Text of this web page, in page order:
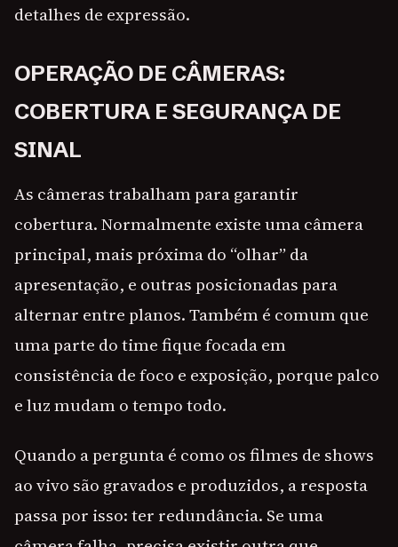
detalhes de expressão.
OPERAÇÃO DE CÂMERAS:
COBERTURA E SEGURANÇA DE
SINAL
As câmeras trabalham para garantir
cobertura. Normalmente existe uma câmera
principal, mais próxima do “olhar” da
apresentação, e outras posicionadas para
alternar entre planos. Também é comum que
uma parte do time fique focada em
consistência de foco e exposição, porque palco
e luz mudam o tempo todo.
Quando a pergunta é como os filmes de shows
ao vivo são gravados e produzidos, a resposta
passa por isso: ter redundância. Se uma